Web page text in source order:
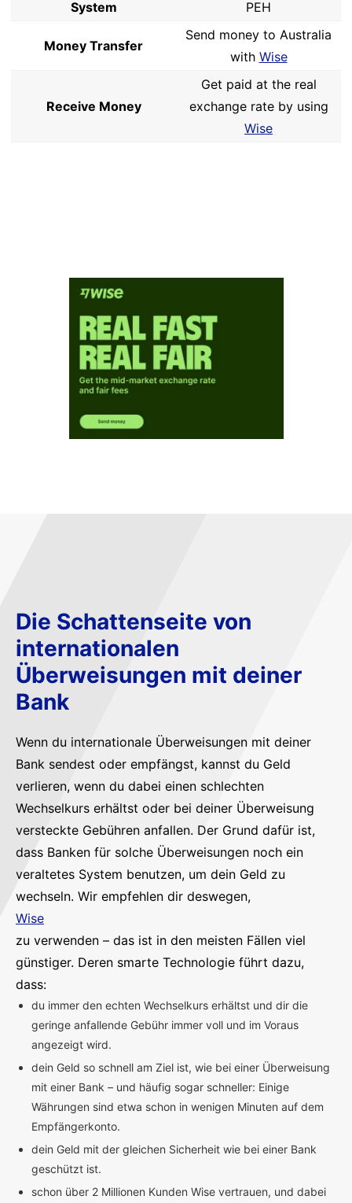
System
PEH
Money Transfer
Send money to Australia
with Wise
Receive Money
Get paid at the real
exchange rate by using
Wise
Die Schattenseite von
internationalen
Überweisungen mit deiner
Bank
Wenn du internationale Überweisungen mit deiner
Bank sendest oder empfängst, kannst du Geld
verlieren, wenn du dabei einen schlechten
Wechselkurs erhältst oder bei deiner Überweisung
versteckte Gebühren anfallen. Der Grund dafür ist,
dass Banken für solche Überweisungen noch ein
veraltetes System benutzen, um dein Geld zu
wechseln. Wir empfehlen dir deswegen,
Wise
zu verwenden – das ist in den meisten Fällen viel
günstiger. Deren smarte Technologie führt dazu,
dass:
du immer den echten Wechselkurs erhältst und dir die
geringe anfallende Gebühr immer voll und im Voraus
angezeigt wird.
dein Geld so schnell am Ziel ist, wie bei einer Überweisung
mit einer Bank – und häufig sogar schneller: Einige
Währungen sind etwa schon in wenigen Minuten auf dem
Empfängerkonto.
dein Geld mit der gleichen Sicherheit wie bei einer Bank
geschützt ist.
schon über 2 Millionen Kunden Wise vertrauen, und dabei